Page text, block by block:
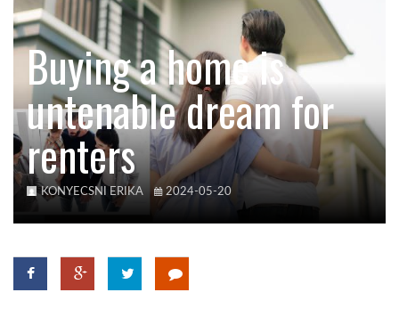
KÖZEL-KELET
AUSZTRÁLIA
A VILÁG ITTHON
MÉDIA
Buying a home is
untenable dream for
renters
KONYECSNI ERIKA 2024-05-20